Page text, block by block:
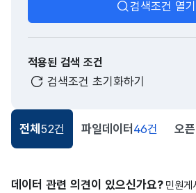
검색조건 열기
적용된 검색 조건
검색조건 초기화하기
전체 52건 파일데이터 46건 오
데이터 관련 의견이 있으신가요? 민원게